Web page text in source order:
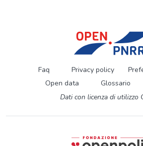
Faq Privacy policy
Open data
Glossario
Dati con licenza di utilizzo